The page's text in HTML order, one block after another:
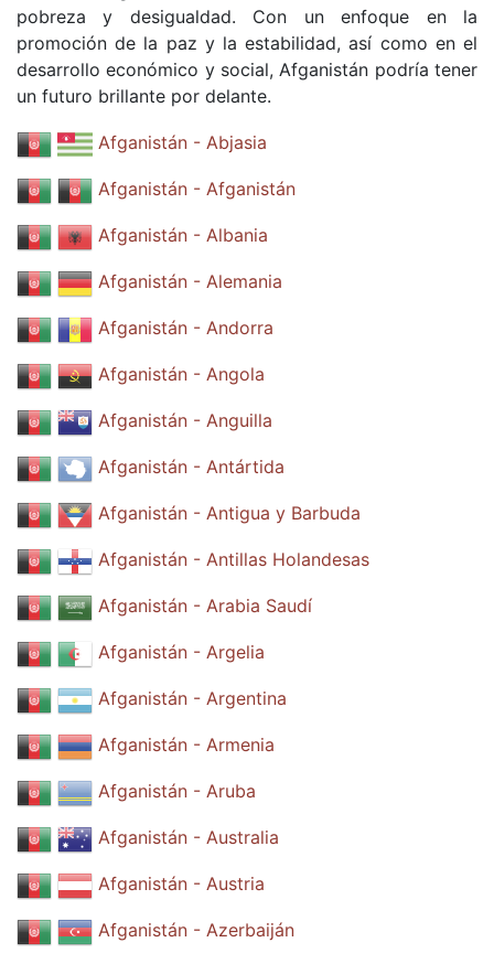
pobreza y desigualdad. Con un enfoque en la
promoción de la paz y la estabilidad, así como en el
desarrollo económico y social, Afganistán podría tener
un futuro brillante por delante.
Afganistán - Abjasia
Afganistán - Afganistán
Afganistán - Albania
Afganistán - Alemania
Afganistán - Andorra
Afganistán - Angola
Afganistán - Anguilla
Afganistán - Antártida
Afganistán - Antigua y Barbuda
Afganistán - Antillas Holandesas
Afganistán - Arabia Saudí
Afganistán - Argelia
Afganistán - Argentina
Afganistán - Armenia
Afganistán - Aruba
Afganistán - Australia
Afganistán - Austria
Afganistán - Azerbaiján